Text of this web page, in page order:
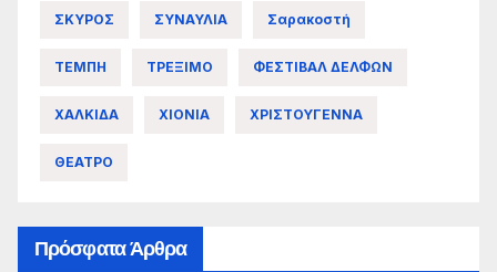
ΣΚΥΡΟΣ ΣΥΝΑΥΛΙΑ Σαρακοστή
ΤΕΜΠΗ ΤΡΕΞΙΜΟ ΦΕΣΤΙΒΑΛ ΔΕΛΦΩΝ
ΧΑΛΚΙΔΑ ΧΙΟΝΙΑ ΧΡΙΣΤΟΥΓΕΝΝΑ
ΘΕΑΤΡΟ
Πρόσφατα Άρθρα